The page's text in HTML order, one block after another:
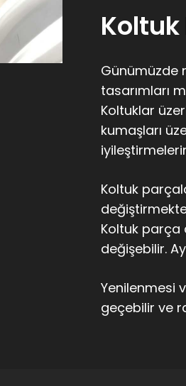
Günümüzde
tasarımları
Koltuklar
kumaşları
Koltuk
Koltuk
değişebilir.
Yenilenmesi
geçebilir ve